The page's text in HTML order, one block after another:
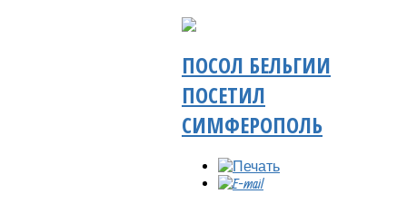
ПОСОЛ БЕЛЬГИИ
ПОСЕТИЛ
СИМФЕРОПОЛЬ